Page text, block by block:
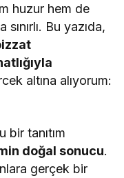
huzur hem de
Bu yazıda,
altına alıyorum:
tanıtım
doğal sonucu.
gerçek bir